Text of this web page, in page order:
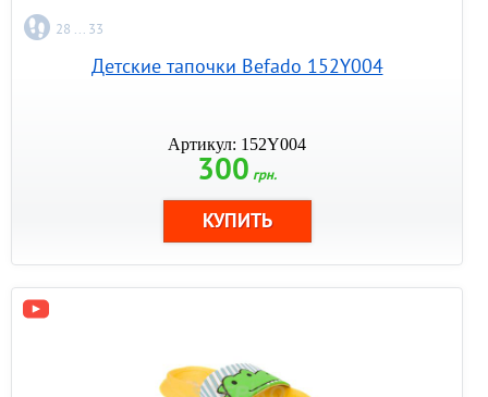
28 ... 33
Детские тапочки Befado 152Y004
Артикул: 152Y004
300 грн.